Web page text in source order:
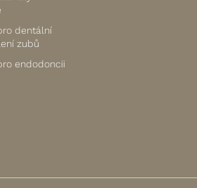
dentální
zubů
endodoncii